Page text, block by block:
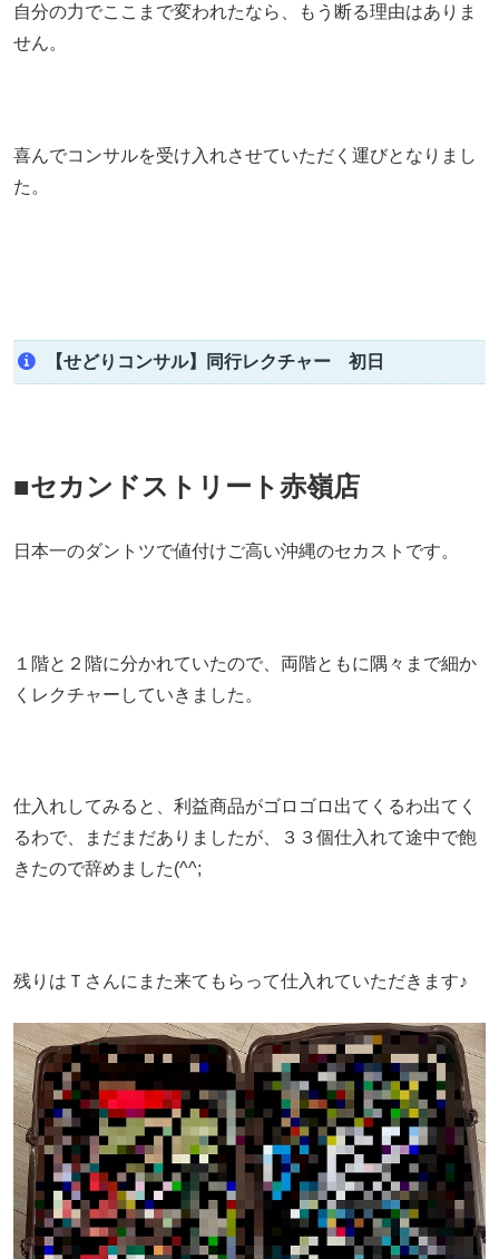
自分の力でここまで変われたなら、もう断る理由はありま
せん。
喜んでコンサルを受け入れさせていただく運びとなりまし
た。
【せどりコンサル】同行レクチャー 初日
■セカンドストリート赤嶺店
日本一のダントツで値付けご高い沖縄のセカストです。
１階と２階に分かれていたので、両階ともに隅々まで細か
くレクチャーしていきました。
仕入れしてみると、利益商品がゴロゴロ出てくるわ出てく
るわで、まだまだありましたが、３３個仕入れて途中で飽
きたので辞めました(^^;
残りはＴさんにまた来てもらって仕入れていただきます♪